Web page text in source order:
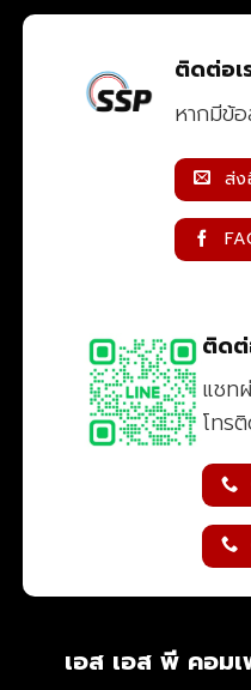
ติดต่อเ
หากมีข้
ส่ง
ติดต่
แชท
โทร
เอส เอส พี คอม